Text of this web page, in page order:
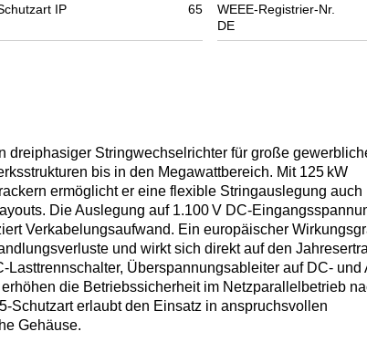
IP 65
WEEE-Registrier-Nr.
DE
dreiphasiger Stringwechselrichter für große
bis in den Megawattbereich. Mit 125 kW
ermöglicht er eine flexible Stringauslegung auch
Die Auslegung auf 1.100 V
Verkabelungsaufwand. Ein europäischer
und wirkt sich direkt auf den
Überspannungsableiter auf DC‑ und
die Betriebssicherheit im Netzparallelbetrieb
erlaubt den Einsatz in anspruchsvollen
Gehäuse.